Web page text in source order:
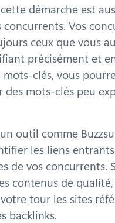
démarche est
Vos
ceux que vous
précisément et
clés, vous
des mots-clés peu
outil comme
les liens
de vos concurrents.
contenus de
tour les sites
backlinks.